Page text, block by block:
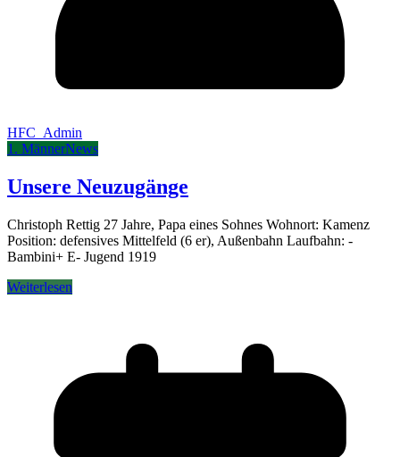
HFC_Admin
1. MännerNews
Unsere Neuzugänge
Christoph Rettig 27 Jahre, Papa eines Sohnes Wohnort: Kamenz
Position: defensives Mittelfeld (6 er), Außenbahn Laufbahn: -
Bambini+ E- Jugend 1919
Weiterlesen